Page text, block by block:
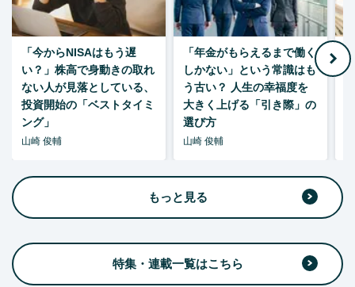
「今からNISAはもう遅
い？」株高で身動きの取れ
ない人が見落としている、
投資開始の「ベストタイミ
ング」
山崎 俊輔
「年金がもらえるまで働く
しかない」という常識はも
う古い？ 人生の幸福度を
大きく上げる「引き際」の
選び方
山崎 俊輔
もっと見る
特集・連載一覧はこちら